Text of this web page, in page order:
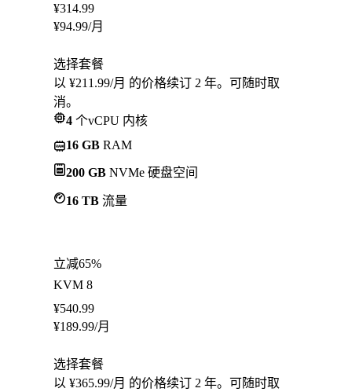
¥314.99
¥94.99/月
选择套餐
以 ¥211.99/月 的价格续订 2 年。可随时取
消。
4 个vCPU 内核
16 GB RAM
200 GB NVMe 硬盘空间
16 TB 流量
立减65%
KVM 8
¥540.99
¥189.99/月
选择套餐
以 ¥365.99/月 的价格续订 2 年。可随时取